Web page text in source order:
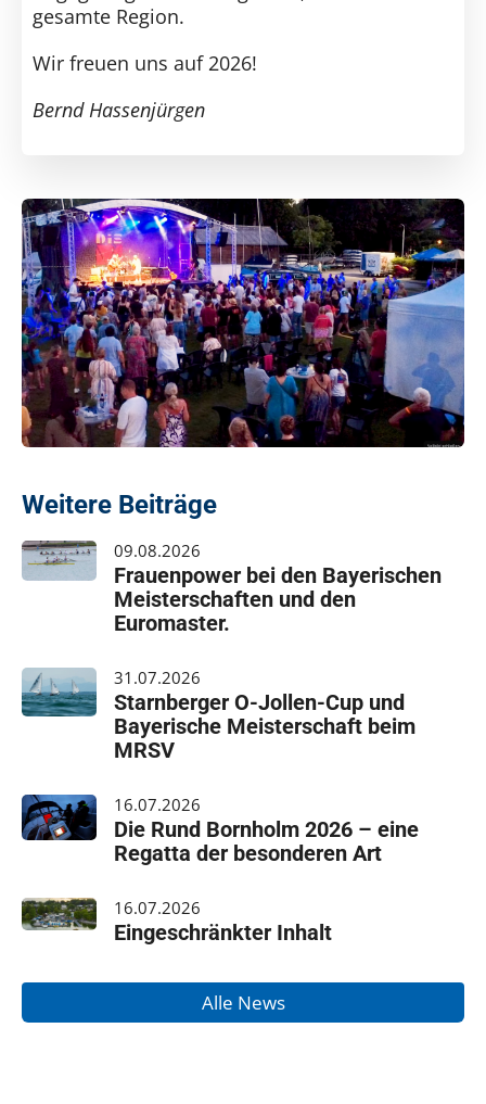
gesamte Region.
Wir freuen uns auf 2026!
Bernd Hassenjürgen
Weitere Beiträge
09.08.2026
Frauenpower bei den Bayerischen
Meisterschaften und den
Euromaster.
31.07.2026
Starnberger O-Jollen-Cup und
Bayerische Meisterschaft beim
MRSV
16.07.2026
Die Rund Bornholm 2026 – eine
Regatta der besonderen Art
16.07.2026
Eingeschränkter Inhalt
Alle News